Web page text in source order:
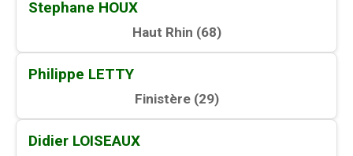
Stephane HOUX
Haut Rhin (68)
Philippe LETTY
Finistère (29)
Didier LOISEAUX